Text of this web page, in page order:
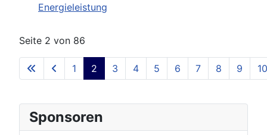
Energieleistung
Seite 2 von 86
1 2 3 4 5 6 7 8 9 10
Sponsoren